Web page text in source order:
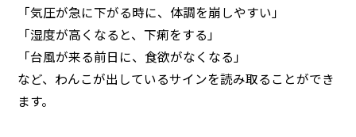
「気圧が急に下がる時に、体調を崩しやすい」
「湿度が高くなると、下痢をする」
「台風が来る前日に、食欲がなくなる」
など、わんこが出しているサインを読み取ることができ
ます。